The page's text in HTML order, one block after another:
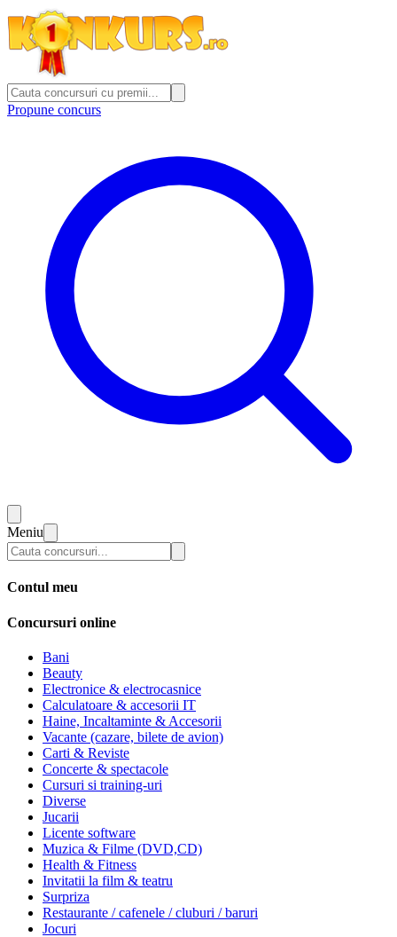
Propune concurs
Meniu
Contul meu
Concursuri online
Bani
Beauty
Electronice & electrocasnice
Calculatoare & accesorii IT
Haine, Incaltaminte & Accesorii
Vacante (cazare, bilete de avion)
Carti & Reviste
Concerte & spectacole
Cursuri si training-uri
Diverse
Jucarii
Licente software
Muzica & Filme (DVD,CD)
Health & Fitness
Invitatii la film & teatru
Surpriza
Restaurante / cafenele / cluburi / baruri
Jocuri